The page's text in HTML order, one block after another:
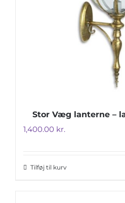
Stor Væg lanterne –
1,400.00 kr.
Tilføj til kurv